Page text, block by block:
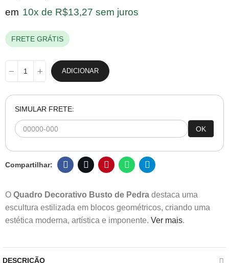
em 10x de R$13,27 sem juros
FRETE GRÁTIS
ADICIONAR
SIMULAR FRETE:
OK
O Quadro Decorativo Busto de Pedra destaca uma
escultura estilizada em blocos geométricos, criando uma
estética moderna, artística e imponente. Ver mais.
DESCRIÇÃO